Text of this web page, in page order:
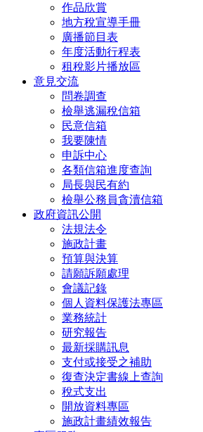
作品欣賞
地方稅宣導手冊
廣播節目表
年度活動行程表
租稅影片播放區
意見交流
問卷調查
檢舉逃漏稅信箱
民意信箱
我要陳情
申訴中心
各類信箱進度查詢
局長與民有約
檢舉公務員貪瀆信箱
政府資訊公開
法規法令
施政計畫
預算與決算
請願訴願處理
會議記錄
個人資料保護法專區
業務統計
研究報告
最新採購訊息
支付或接受之補助
復查決定書線上查詢
稅式支出
開放資料專區
施政計畫績效報告